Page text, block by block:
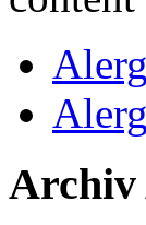
Archiv